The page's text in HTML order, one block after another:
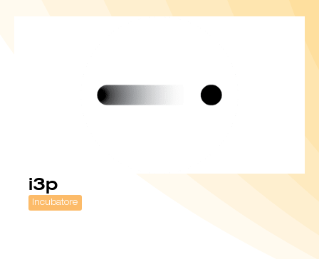
i3p
Incubatore